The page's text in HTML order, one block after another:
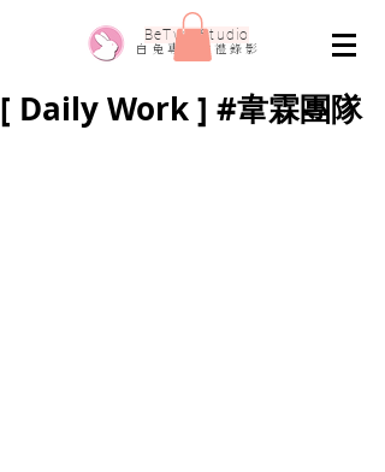
​BeTwo Studio
​白 兔 專 業 婚 禮 錄 影
[ Daily Work ] #韋霖團隊